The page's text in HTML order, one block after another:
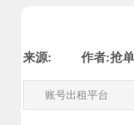
来源: 作者:抢
账号出租平台